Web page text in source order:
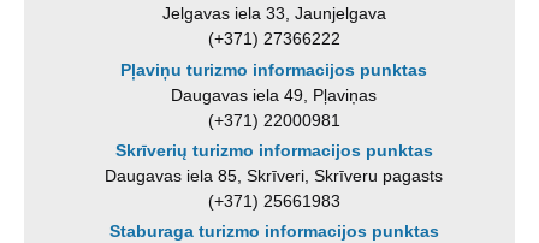
Jelgavas iela 33, Jaunjelgava
(+371) 27366222
Pļaviņu turizmo informacijos punktas
Daugavas iela 49, Pļaviņas
(+371) 22000981
Skrīverių turizmo informacijos punktas
Daugavas iela 85, Skrīveri, Skrīveru pagasts
(+371) 25661983
Staburaga turizmo informacijos punktas